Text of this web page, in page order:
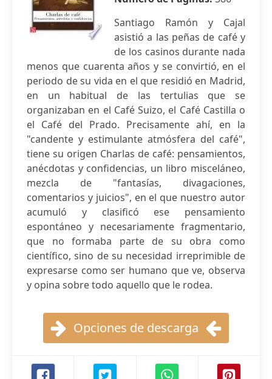
Santiago Ramón y Cajal
asistió a las peñas de café y
de los casinos durante nada
menos que cuarenta años y se convirtió, en el
periodo de su vida en el que residió en Madrid,
en un habitual de las tertulias que se
organizaban en el Café Suizo, el Café Castilla o
el Café del Prado. Precisamente ahí, en la
"candente y estimulante atmósfera del café",
tiene su origen Charlas de café: pensamientos,
anécdotas y confidencias, un libro misceláneo,
mezcla de "fantasías, divagaciones,
comentarios y juicios", en el que nuestro autor
acumuló y clasificó ese pensamiento
espontáneo y necesariamente fragmentario,
que no formaba parte de su obra como
científico, sino de su necesidad irreprimible de
expresarse como ser humano que ve, observa
y opina sobre todo aquello que le rodea.
Opciones de descarga